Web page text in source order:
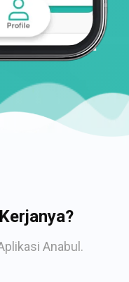
Anabul.